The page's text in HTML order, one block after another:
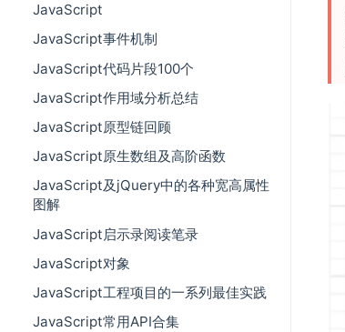
JavaScript
JavaScript事件机制
JavaScript代码片段100个
JavaScript作用域分析总结
JavaScript原型链回顾
JavaScript原生数组及高阶函数
JavaScript及jQuery中的各种宽高属性
图解
JavaScript启示录阅读笔录
JavaScript对象
JavaScript工程项目的一系列最佳实践
JavaScript常用API合集